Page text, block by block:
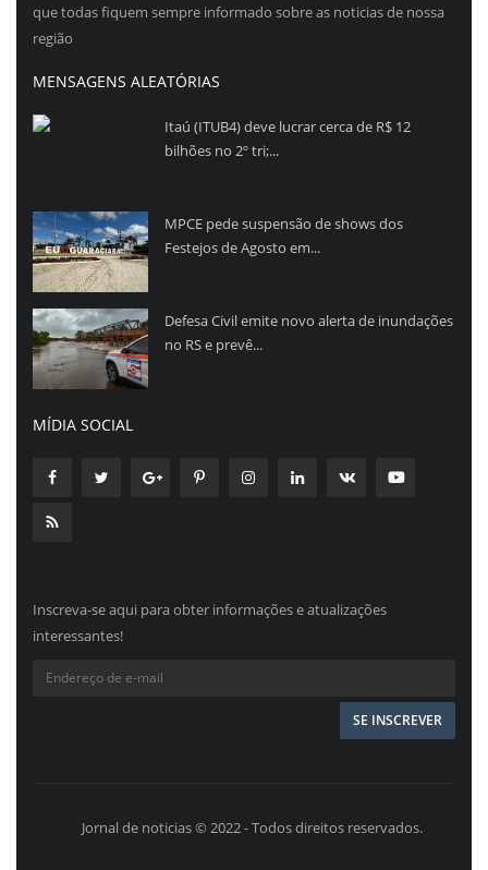
que todas fiquem sempre informado sobre as noticias de nossa
região
MENSAGENS ALEATÓRIAS
Itaú (ITUB4) deve lucrar cerca de R$ 12
bilhões no 2º tri;...
MPCE pede suspensão de shows dos
Festejos de Agosto em...
Defesa Civil emite novo alerta de inundações
no RS e prevê...
MÍDIA SOCIAL
Inscreva-se aqui para obter informações e atualizações
interessantes!
Jornal de noticias © 2022 - Todos direitos reservados.